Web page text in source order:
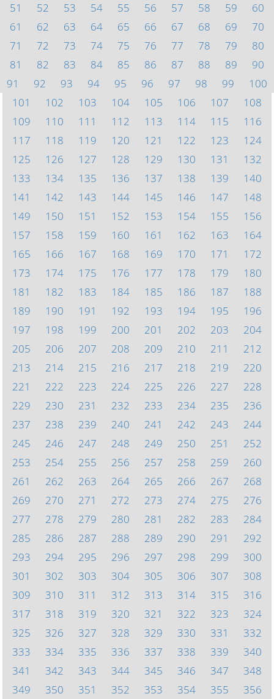
51
52 53 54 55 56 57 58 59
60
61
62 63 64 65 66 67 68 69
70
71
72 73 74 75 76 77 78 79
80
81
82 83 84 85 86 87 88 89
90
91
92 93 94 95 96 97 98 99
100
101
102 103 104 105 106 107
108
109
110 111 112 113 114 115
116
117
118 119 120 121 122 123
124
125
126 127 128 129 130 131
132
133
134 135 136 137 138 139
140
141
142 143 144 145 146 147
148
149
150 151 152 153 154 155
156
157
158 159 160 161 162 163
164
165
166 167 168 169 170 171
172
173
174 175 176 177 178 179
180
181
182 183 184 185 186 187
188
189
190 191 192 193 194 195
196
197
198 199 200 201 202 203
204
205
206 207 208 209 210 211
212
213
214 215 216 217 218 219
220
221
222 223 224 225 226 227
228
229
230 231 232 233 234 235
236
237
238 239 240 241 242 243
244
245
246 247 248 249 250 251
252
253
254 255 256 257 258 259
260
261
262 263 264 265 266 267
268
269
270 271 272 273 274 275
276
277
278 279 280 281 282 283
284
285
286 287 288 289 290 291
292
293
294 295 296 297 298 299
300
301
302 303 304 305 306 307
308
309
310 311 312 313 314 315
316
317
318 319 320 321 322 323
324
325
326 327 328 329 330 331
332
333
334 335 336 337 338 339
340
341
342 343 344 345 346 347
348
349
350 351 352 353 354 355 356